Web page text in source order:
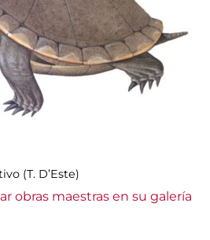
(T. D’Este)
obras maestras en su galería